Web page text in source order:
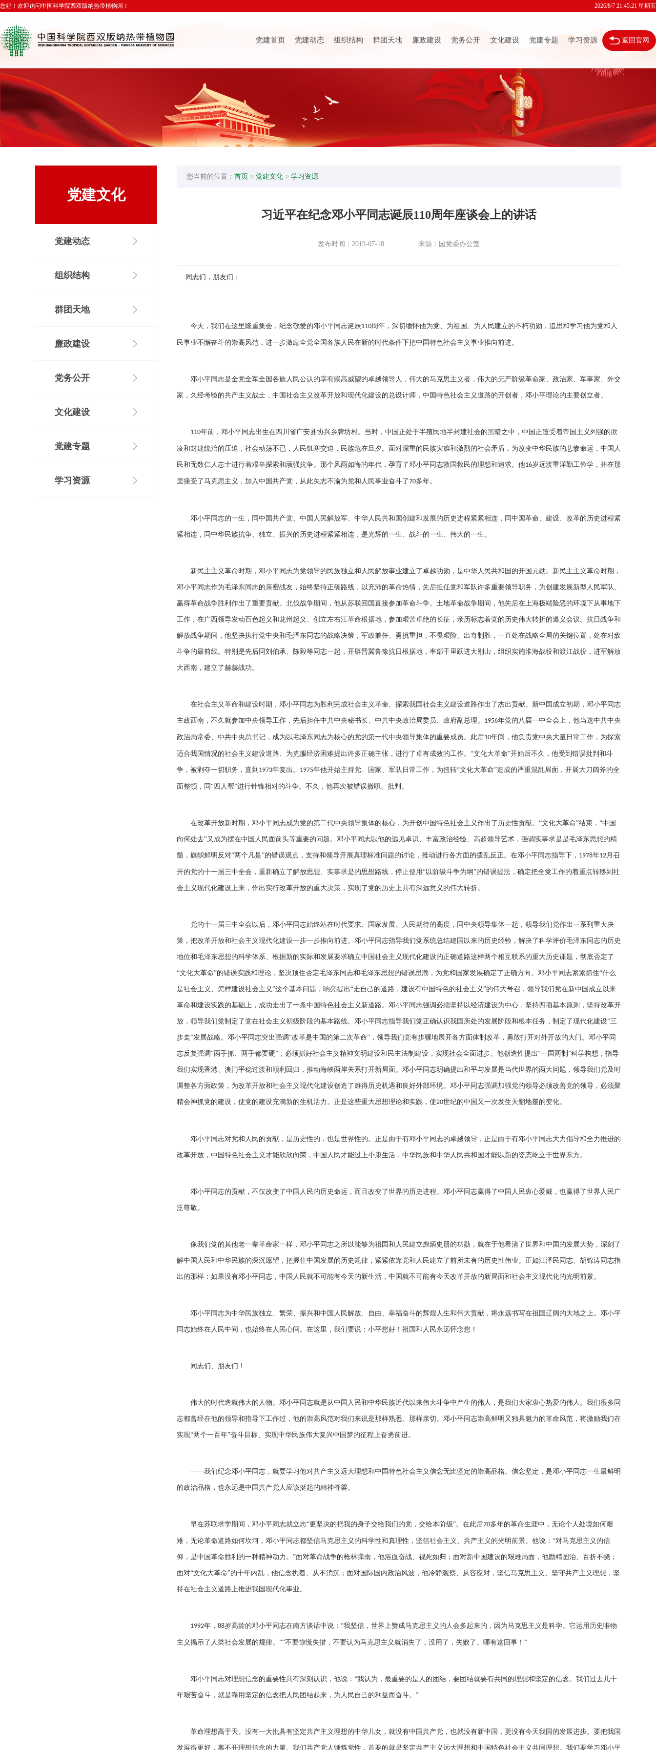
您好！欢迎访问中国科学院西双版纳热带植物园！ 2026/8/7 21:45:22 星期五
党建首页 党建动态 组织结构 群团天地 廉政建设 党务公开 文化建设 党建专题 学习资源 返回官网
党建文化
党建动态
组织结构
群团天地
廉政建设
党务公开
文化建设
党建专题
学习资源
您当前的位置： 首页 > 党建文化 > 学习资源
习近平在纪念邓小平同志诞辰110周年座谈会上的讲话
发布时间：2019-07-18 来源：园党委办公室
同志们，朋友们：
今天，我们在这里隆重集会，纪念敬爱的邓小平同志诞辰110周年，深切缅怀他为党、为祖国、为人民建立的不朽功勋，追思和学习他为党和人
民事业不懈奋斗的崇高风范，进一步激励全党全国各族人民在新的时代条件下把中国特色社会主义事业推向前进。
邓小平同志是全党全军全国各族人民公认的享有崇高威望的卓越领导人，伟大的马克思主义者，伟大的无产阶级革命家、政治家、军事家、外交
家，久经考验的共产主义战士，中国社会主义改革开放和现代化建设的总设计师，中国特色社会主义道路的开创者，邓小平理论的主要创立者。
110年前，邓小平同志出生在四川省广安县协兴乡牌坊村。当时，中国正处于半殖民地半封建社会的黑暗之中，中国正遭受着帝国主义列强的欺
凌和封建统治的压迫，社会动荡不已，人民饥寒交迫，民族危在旦夕。面对深重的民族灾难和激烈的社会矛盾，为改变中华民族的悲惨命运，中国人
民和无数仁人志士进行着艰辛探索和顽强抗争。那个风雨如晦的年代，孕育了邓小平同志救国救民的理想和追求。他16岁远渡重洋勤工俭学，并在那
里接受了马克思主义，加入中国共产党，从此矢志不渝为党和人民事业奋斗了70多年。
邓小平同志的一生，同中国共产党、中国人民解放军、中华人民共和国创建和发展的历史进程紧紧相连，同中国革命、建设、改革的历史进程紧
紧相连，同中华民族抗争、独立、振兴的历史进程紧紧相连，是光辉的一生、战斗的一生、伟大的一生。
新民主主义革命时期，邓小平同志为党领导的民族独立和人民解放事业建立了卓越功勋，是中华人民共和国的开国元勋。新民主主义革命时期，
邓小平同志作为毛泽东同志的亲密战友，始终坚持正确路线，以充沛的革命热情，先后担任党和军队许多重要领导职务，为创建发展新型人民军队、
赢得革命战争胜利作出了重要贡献。北伐战争期间，他从苏联回国直接参加革命斗争。土地革命战争期间，他先后在上海极端险恶的环境下从事地下
工作，在广西领导发动百色起义和龙州起义、创立左右江革命根据地，参加艰苦卓绝的长征，亲历标志着党的历史伟大转折的遵义会议。抗日战争和
解放战争期间，他坚决执行党中央和毛泽东同志的战略决策，军政兼任、勇挑重担，不畏艰险、出奇制胜，一直处在战略全局的关键位置，处在对敌
斗争的最前线。特别是先后同刘伯承、陈毅等同志一起，开辟晋冀鲁豫抗日根据地，率部千里跃进大别山，组织实施淮海战役和渡江战役，进军解放
大西南，建立了赫赫战功。
在社会主义革命和建设时期，邓小平同志为胜利完成社会主义革命、探索我国社会主义建设道路作出了杰出贡献。新中国成立初期，邓小平同志
主政西南，不久就参加中央领导工作，先后担任中共中央秘书长、中共中央政治局委员、政府副总理。 1956年党的八届一中全会上，他当选中共中央
政治局常委、中共中央总书记，成为以毛泽东同志为核心的党的第一代中央领导集体的重要成员。此后10年间，他负责党中央大量日常工作，为探索
适合我国情况的社会主义建设道路、为克服经济困难提出许多正确主张，进行了卓有成效的工作。“文化大革命”开始后不久，他受到错误批判和斗
争，被剥夺一切职务，直到 1973年复出。 1975年他开始主持党、国家、军队日常工作，为扭转“文化大革命”造成的严重混乱局面，开展大刀阔斧的全
面整顿，同“四人帮”进行针锋相对的斗争。不久，他再次被错误撤职、批判。
在改革开放新时期，邓小平同志成为党的第二代中央领导集体的核心，为开创中国特色社会主义作出了历史性贡献。“文化大革命”结束，“中国
向何处去”又成为摆在中国人民面前头等重要的问题。邓小平同志以他的远见卓识、丰富政治经验、高超领导艺术，强调实事求是是毛泽东思想的精
髓，旗帜鲜明反对“两个凡是”的错误观点，支持和领导开展真理标准问题的讨论，推动进行各方面的拨乱反正。在邓小平同志指导下， 1978年12月召
开的党的十一届三中全会，重新确立了解放思想、实事求是的思想路线，停止使用“以阶级斗争为纲”的错误提法，确定把全党工作的着重点转移到社
会主义现代化建设上来，作出实行改革开放的重大决策，实现了党的历史上具有深远意义的伟大转折。
党的十一届三中全会以后，邓小平同志始终站在时代要求、国家发展、人民期待的高度，同中央领导集体一起，领导我们党作出一系列重大决
策，把改革开放和社会主义现代化建设一步一步推向前进。邓小平同志指导我们党系统总结建国以来的历史经验，解决了科学评价毛泽东同志的历史
地位和毛泽东思想的科学体系、根据新的实际和发展要求确立中国社会主义现代化建设的正确道路这样两个相互联系的重大历史课题，彻底否定了
“文化大革命”的错误实践和理论，坚决顶住否定毛泽东同志和毛泽东思想的错误思潮，为党和国家发展确定了正确方向。邓小平同志紧紧抓住“什么
是社会主义、怎样建设社会主义”这个基本问题，响亮提出“走自己的道路，建设有中国特色的社会主义”的伟大号召，领导我们党在新中国成立以来
革命和建设实践的基础上，成功走出了一条中国特色社会主义新道路。邓小平同志强调必须坚持以经济建设为中心，坚持四项基本原则，坚持改革开
放，领导我们党制定了党在社会主义初级阶段的基本路线。邓小平同志指导我们党正确认识我国所处的发展阶段和根本任务，制定了现代化建设“三
步走”发展战略。邓小平同志突出强调“改革是中国的第二次革命”，领导我们党有步骤地展开各方面体制改革，勇敢打开对外开放的大门。邓小平同
志反复强调“两手抓、两手都要硬”，必须抓好社会主义精神文明建设和民主法制建设，实现社会全面进步。他创造性提出“一国两制”科学构想，指导
我们实现香港、澳门平稳过渡和顺利回归，推动海峡两岸关系打开新局面。邓小平同志明确提出和平与发展是当代世界的两大问题，领导我们党及时
调整各方面政策，为改革开放和社会主义现代化建设创造了难得历史机遇和良好外部环境。邓小平同志强调加强党的领导必须改善党的领导，必须聚
精会神抓党的建设，使党的建设充满新的生机活力。正是这些重大思想理论和实践，使20世纪的中国又一次发生天翻地覆的变化。
邓小平同志对党和人民的贡献，是历史性的，也是世界性的。正是由于有邓小平同志的卓越领导，正是由于有邓小平同志大力倡导和全力推进的
改革开放，中国特色社会主义才能欣欣向荣，中国人民才能过上小康生活，中华民族和中华人民共和国才能以新的姿态屹立于世界东方。
邓小平同志的贡献，不仅改变了中国人民的历史命运，而且改变了世界的历史进程。邓小平同志赢得了中国人民衷心爱戴，也赢得了世界人民广
泛尊敬。
像我们党的其他老一辈革命家一样，邓小平同志之所以能够为祖国和人民建立彪炳史册的功勋，就在于他看清了世界和中国的发展大势，深刻了
解中国人民和中华民族的深沉愿望，把握住中国发展的历史规律，紧紧依靠党和人民建立了前所未有的历史性伟业。正如江泽民同志、胡锦涛同志指
出的那样：如果没有邓小平同志，中国人民就不可能有今天的新生活，中国就不可能有今天改革开放的新局面和社会主义现代化的光明前景。
邓小平同志为中华民族独立、繁荣、振兴和中国人民解放、自由、幸福奋斗的辉煌人生和伟大贡献，将永远书写在祖国辽阔的大地之上。邓小平
同志始终在人民中间，也始终在人民心间。在这里，我们要说：小平您好！祖国和人民永远怀念您！
同志们、朋友们！
伟大的时代造就伟大的人物。邓小平同志就是从中国人民和中华民族近代以来伟大斗争中产生的伟人，是我们大家衷心热爱的伟人。我们很多同
志都曾经在他的领导和指导下工作过，他的崇高风范对我们来说是那样熟悉、那样亲切。邓小平同志崇高鲜明又独具魅力的革命风范，将激励我们在
实现“两个一百年”奋斗目标、实现中华民族伟大复兴中国梦的征程上奋勇前进。
——我们纪念邓小平同志，就要学习他对共产主义远大理想和中国特色社会主义信念无比坚定的崇高品格。信念坚定，是邓小平同志一生最鲜明
的政治品格，也永远是中国共产党人应该挺起的精神脊梁。
早在苏联求学期间，邓小平同志就立志“更坚决的把我的身子交给我们的党，交给本阶级”。在此后70多年的革命生涯中，无论个人处境如何艰
难，无论革命道路如何坎坷，邓小平同志都坚信马克思主义的科学性和真理性，坚信社会主义、共产主义的光明前景。他说：“对马克思主义的信
仰，是中国革命胜利的一种精神动力。”面对革命战争的枪林弹雨，他浴血奋战、视死如归；面对新中国建设的艰难局面，他励精图治、百折不挠；
面对“文化大革命”的十年内乱，他信念执着、从不消沉；面对国际国内政治风波，他冷静观察、从容应对，坚信马克思主义、坚守共产主义理想，坚
持在社会主义道路上推进我国现代化事业。
1992年， 88岁高龄的邓小平同志在南方谈话中说：“我坚信，世界上赞成马克思主义的人会多起来的，因为马克思主义是科学。它运用历史唯物
主义揭示了人类社会发展的规律。”“不要惊慌失措，不要认为马克思主义就消失了，没用了，失败了。哪有这回事！”
邓小平同志对理想信念的重要性具有深刻认识，他说：“我认为，最重要的是人的团结，要团结就要有共同的理想和坚定的信念。我们过去几十
年艰苦奋斗，就是靠用坚定的信念把人民团结起来，为人民自己的利益而奋斗。”
革命理想高于天。没有一大批具有坚定共产主义理想的中华儿女，就没有中国共产党，也就没有新中国，更没有今天我国的发展进步。要把我国
发展得更好，离不开理想信念的力量。我们共产党人锤炼党性，首要的就是坚定共产主义远大理想和中国特色社会主义共同理想。我们要学习邓小平